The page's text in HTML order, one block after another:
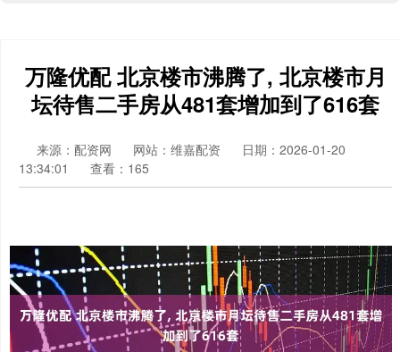
万隆优配 北京楼市沸腾了, 北京楼市月
坛待售二手房从481套增加到了616套
来源：配资网 网站：维嘉配资
日期：2026-01-20
13:34:01
查看：165